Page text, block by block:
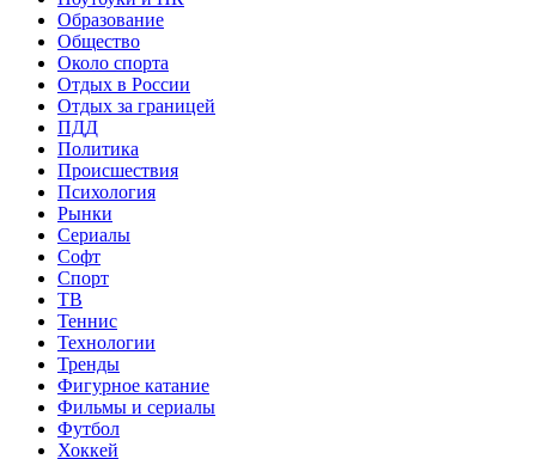
Образование
Общество
Около спорта
Отдых в России
Отдых за границей
ПДД
Политика
Происшествия
Психология
Рынки
Сериалы
Софт
Спорт
ТВ
Теннис
Технологии
Тренды
Фигурное катание
Фильмы и сериалы
Футбол
Хоккей